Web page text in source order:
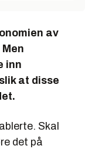
av
inn
at disse
Skal
det på